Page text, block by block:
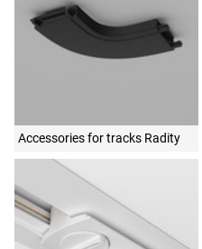
Accessories for tracks Radity